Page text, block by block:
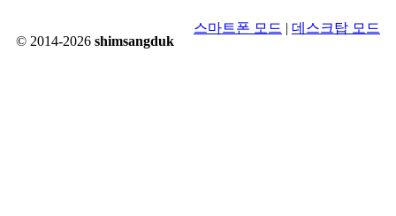
© 2014-2026 shimsangduk
스마트폰 모드 | 데스크탑 모드